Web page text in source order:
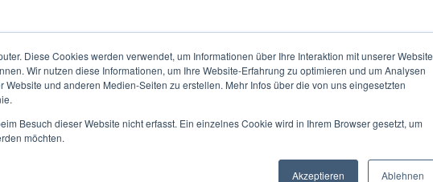
Diese Cookies werden verwendet, um Informationen über Ihre Interaktion mit unserer Website
Wir nutzen diese Informationen, um Ihre Website-Erfahrung zu optimieren und um Analysen
und anderen Medien-Seiten zu erstellen. Mehr Infos über die von uns eingesetzten
Besuch dieser Website nicht erfasst. Ein einzelnes Cookie wird in Ihrem Browser gesetzt, um
möchten.
Akzeptieren Ablehnen
ImpressumDatenschutz